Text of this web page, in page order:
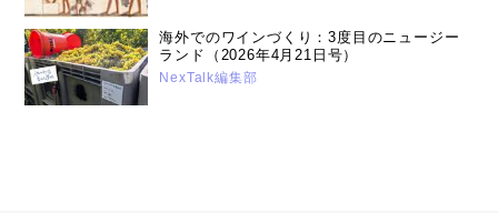
海外でのワインづくり：3度目のニュージー
ランド（2026年4月21日号）
NexTalk編集部